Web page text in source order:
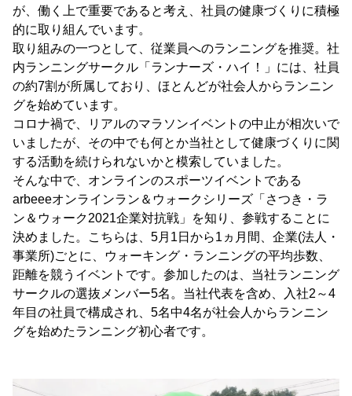
が、働く上で重要であると考え、社員の健康づくりに積極
的に取り組んでいます。
取り組みの一つとして、従業員へのランニングを推奨。社
内ランニングサークル「ランナーズ・ハイ！」には、社員
の約7割が所属しており、ほとんどが社会人からランニン
グを始めています。
コロナ禍で、リアルのマラソンイベントの中止が相次いで
いましたが、その中でも何とか当社として健康づくりに関
する活動を続けられないかと模索していました。
そんな中で、オンラインのスポーツイベントである
arbeeeオンラインラン＆ウォークシリーズ「さつき・ラ
ン＆ウォーク2021企業対抗戦」を知り、参戦することに
決めました。こちらは、5月1日から1ヵ月間、企業(法人・
事業所)ごとに、ウォーキング・ランニングの平均歩数、
距離を競うイベントです。参加したのは、当社ランニング
サークルの選抜メンバー5名。当社代表を含め、入社2～4
年目の社員で構成され、5名中4名が社会人からランニン
グを始めたランニング初心者です。